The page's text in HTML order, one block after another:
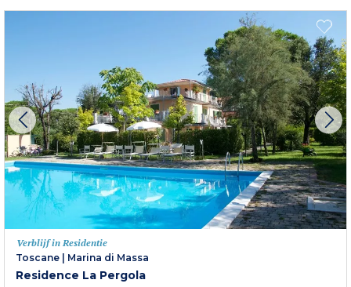
Verblijf in Residentie
Toscane
Marina di Massa
Residence La Pergola